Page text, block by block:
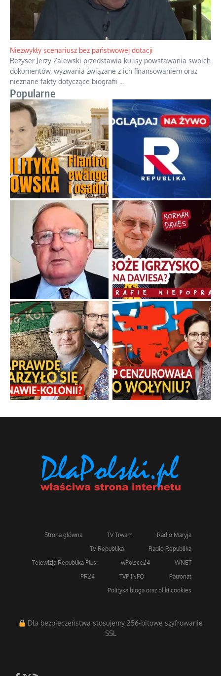
Domowe polowanie na wolne fale
Przez dziesięciolecia miliony Polaków słuchały zagranicznych
rozgłośni radiowych, pomimo że władze komunistyczne robiły
wszystko, aby je zagłuszyć....
Niezwykły scenariusz bez państwowej dotacji
Reżyser Jerzy Zalewski przedstawia kulisy powstawania swoich
dokumentów, wyzwania związane z ich finansowaniem oraz
nieznane fakty dotyczące biografii...
Popularne